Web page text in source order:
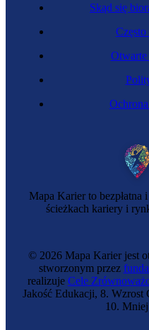
Mapa Karier to
ścieżkach kariery i
Skąd się
Często
Otwarte
© 2026 Mapa Karier jest
stworzonym przez
realizuje Cele
Jakość Edukacji, 8. Wzrost
10.